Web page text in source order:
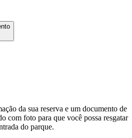
da sua reserva e um documento de
com foto para que você possa resgatar
do parque.